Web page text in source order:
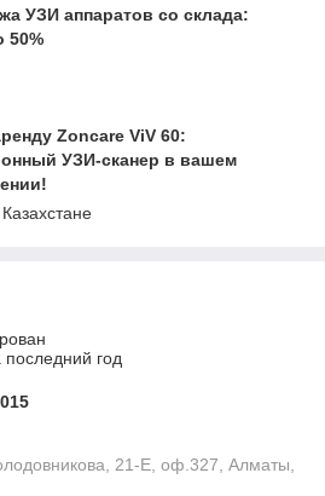
УЗИ аппаратов со склада:
50%
Zoncare ViV 60:
УЗИ-сканер в вашем
год
21-Е, оф.327, Алматы,